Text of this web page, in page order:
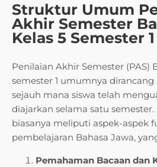
Struktur Umum
Akhir Semester
Kelas 5 Semester 1
Penilaian Akhir Semester (PAS)
semester 1 umumnya
sejauh mana siswa telah
diajarkan selama satu
biasanya meliputi aspek-aspek
pembelajaran Bahasa Jawa,
Pemahaman Bacaan dan